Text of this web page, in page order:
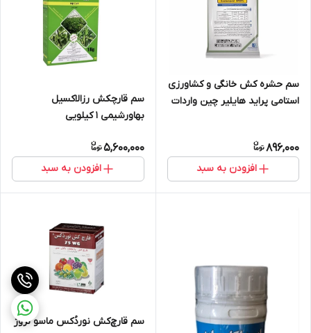
سم حشره کش خانگی و کشاورزی
استامی پراید هایلیر چین واردات
896,000
افزودن به سبد
سم قارچکش رزالاکسیل
بهاورشیمی 1 کیلویی
5,600,000
افزودن به سبد
سم قارچ‌کش نوردُکس ماسو نروژ